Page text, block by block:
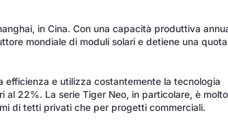
in Cina. Con una capacità produttiva
mondiale di moduli solari e detiene una
efficienza e utilizza costantemente la tecnologia
al 22%. La serie Tiger Neo, in particolare, è molto
di tetti privati che per progetti commerciali.